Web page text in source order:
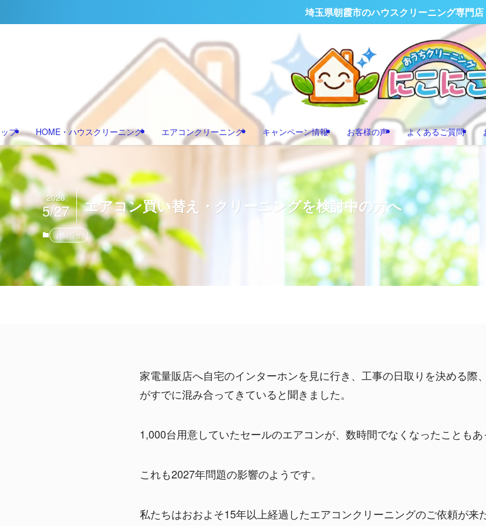
埼玉県朝霞市のハウスクリーニング専門店
プ HOME・ハウスクリーニング エアコンクリーニング キャンペーン情報 お客様の声 よくあるご質問
エアコン買い替え・クリーニングを検討中の方へ
2026
5/27
お知らせ
家電量販店へ自宅のインターホンを見に行き、工事の日取りを決める際
がすでに混み合ってきていると聞きました。
1,000台用意していたセールのエアコンが、数時間でなくなったこともあ
これも2027年問題の影響のようです。
私たちはおおよそ15年以上経過したエアコンクリーニングのご依頼が来